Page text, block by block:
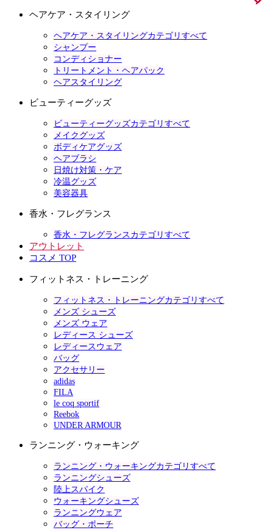
ヘアケア・スタイリング
ヘアケア・スタイリングカテゴリすべて
シャンプー
コンディショナー
トリートメント・ヘアパック
ヘアスタイリング
ビューティーグッズ
ビューティーグッズカテゴリすべて
メイクグッズ
ボディケアグッズ
ヘアブラシ
日焼け対策・ケア
冷温グッズ
美容器具
香水・フレグランス
香水・フレグランスカテゴリすべて
アウトレット
コスメ TOP
フィットネス・トレーニング
フィットネス・トレーニングカテゴリすべて
メンズ シューズ
メンズ ウェア
レディース シューズ
レディースウェア
バッグ
アクセサリー
adidas
FILA
le coq sportif
Reebok
UNDER ARMOUR
ランニング・ウォーキング
ランニング・ウォーキングカテゴリすべて
ランニングシューズ
陸上スパイク
ウォーキングシューズ
ランニングウェア
バッグ・ポーチ